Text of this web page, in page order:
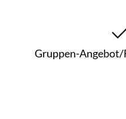
Gruppen-